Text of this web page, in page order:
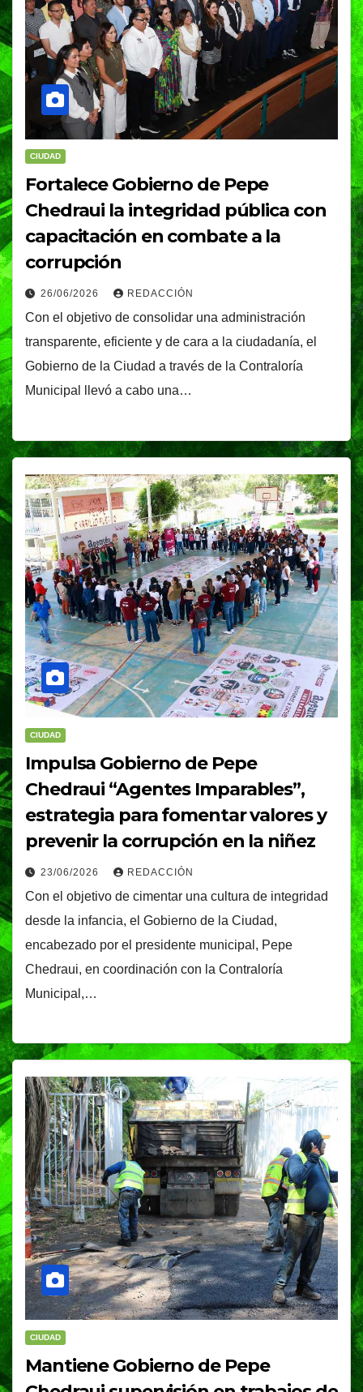
CIUDAD
Fortalece Gobierno de Pepe
Chedraui la integridad pública con
capacitación en combate a la
corrupción
26/06/2026 REDACCIÓN
Con el objetivo de consolidar una administración
transparente, eficiente y de cara a la ciudadanía, el
Gobierno de la Ciudad a través de la Contraloría
Municipal llevó a cabo una…
CIUDAD
Impulsa Gobierno de Pepe
Chedraui “Agentes Imparables”,
estrategia para fomentar valores y
prevenir la corrupción en la niñez
23/06/2026 REDACCIÓN
Con el objetivo de cimentar una cultura de integridad
desde la infancia, el Gobierno de la Ciudad,
encabezado por el presidente municipal, Pepe
Chedraui, en coordinación con la Contraloría
Municipal,…
CIUDAD
Mantiene Gobierno de Pepe